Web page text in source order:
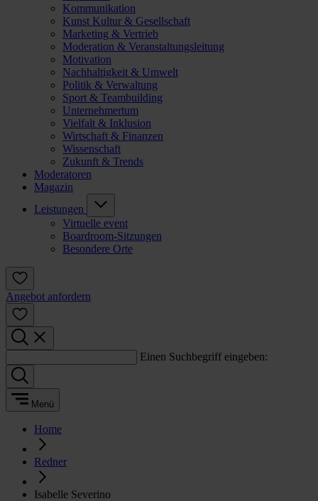
Kommunikation
Kunst Kultur & Gesellschaft
Marketing & Vertrieb
Moderation & Veranstaltungsleitung
Motivation
Nachhaltigkeit & Umwelt
Politik & Verwaltung
Sport & Teambuilding
Unternehmertum
Vielfalt & Inklusion
Wirtschaft & Finanzen
Wissenschaft
Zukunft & Trends
Moderatoren
Magazin
Leistungen
Virtuelle event
Boardroom-Sitzungen
Besondere Orte
Angebot anfordern
Einen Suchbegriff eingeben:
Menü
Home
Redner
Isabelle Severino